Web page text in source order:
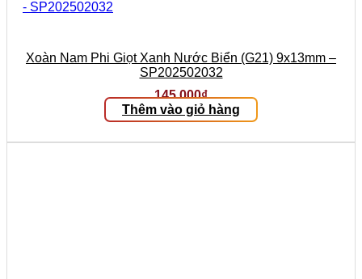
Xoàn Nam Phi Giọt Xanh Nước Biển (G21) 9x13mm –
SP202502032
145.000₫
Thêm vào giỏ hàng